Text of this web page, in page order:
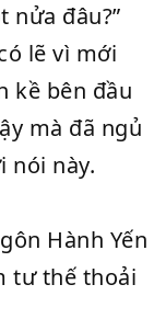
nửa đâu?”
lẽ vì mới
kề bên đầu
mà đã ngủ
nói này.
Hành Yến
tư thế thoải